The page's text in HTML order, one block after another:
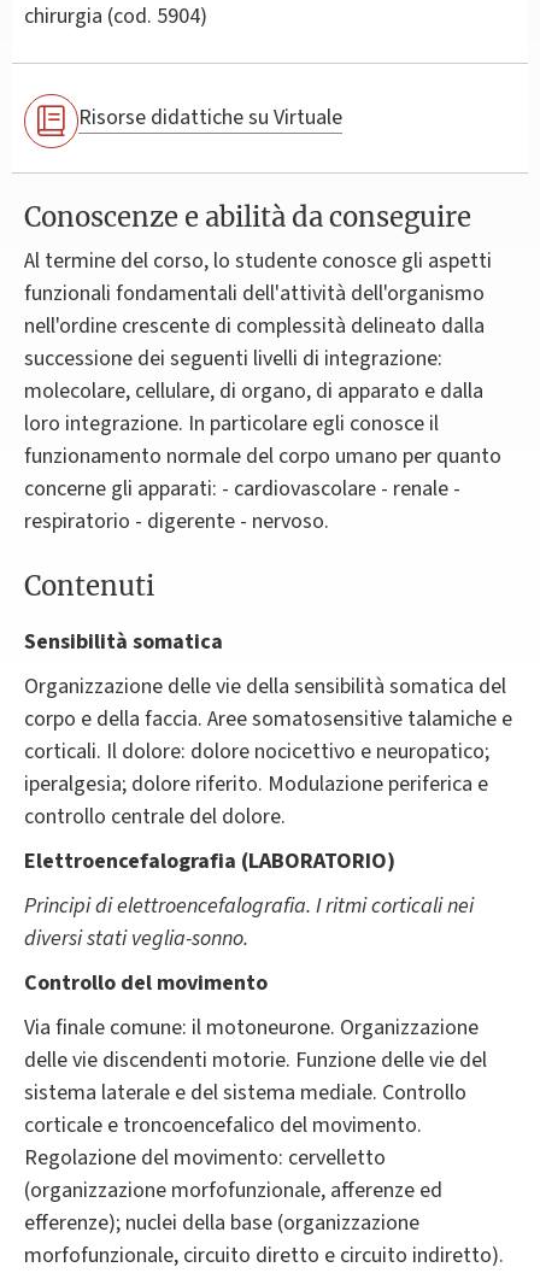
chirurgia (cod. 5904)
Risorse didattiche su Virtuale
Conoscenze e abilità da conseguire
Al termine del corso, lo studente conosce gli aspetti
funzionali fondamentali dell'attività dell'organismo
nell'ordine crescente di complessità delineato dalla
successione dei seguenti livelli di integrazione:
molecolare, cellulare, di organo, di apparato e dalla
loro integrazione. In particolare egli conosce il
funzionamento normale del corpo umano per quanto
concerne gli apparati: - cardiovascolare - renale -
respiratorio - digerente - nervoso.
Contenuti
Sensibilità somatica
Organizzazione delle vie della sensibilità somatica del
corpo e della faccia. Aree somatosensitive talamiche e
corticali. Il dolore: dolore nocicettivo e neuropatico;
iperalgesia; dolore riferito. Modulazione periferica e
controllo centrale del dolore.
Elettroencefalografia (LABORATORIO)
Principi di elettroencefalografia. I ritmi corticali nei
diversi stati veglia-sonno.
Controllo del movimento
Via finale comune: il motoneurone. Organizzazione
delle vie discendenti motorie. Funzione delle vie del
sistema laterale e del sistema mediale. Controllo
corticale e troncoencefalico del movimento.
Regolazione del movimento: cervelletto
(organizzazione morfofunzionale, afferenze ed
efferenze); nuclei della base (organizzazione
morfofunzionale, circuito diretto e circuito indiretto).